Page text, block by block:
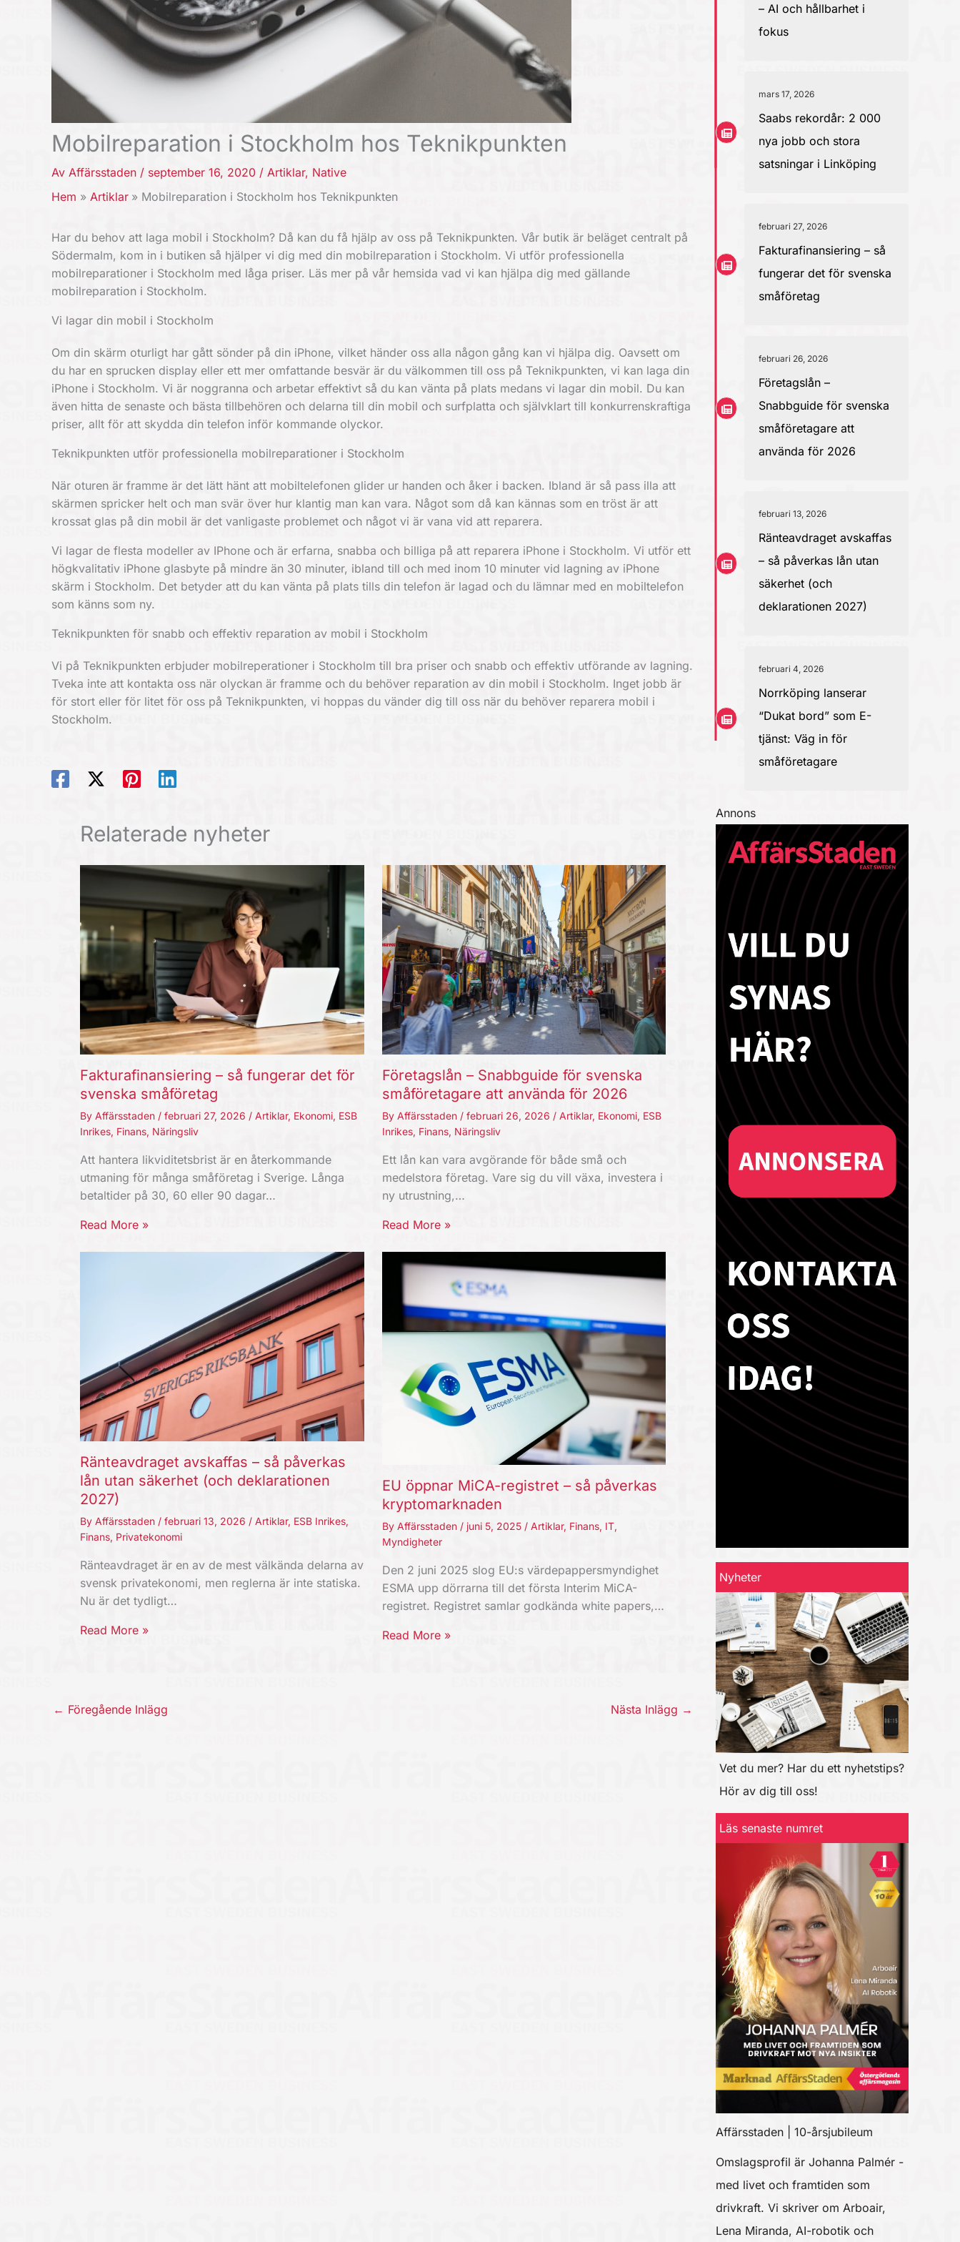
Mobilreparation i Stockholm hos Teknikpunkten
Av Affärsstaden / september 16, 2020 / Artiklar, Native
Hem
Artiklar Mobilreparation i Stockholm hos Teknikpunkten
Har du behov att laga mobil i Stockholm? Då kan du få hjälp av oss på Teknikpunkten. Vår butik är beläget centralt på
Södermalm, kom in i butiken så hjälper vi dig med din mobilreparation i Stockholm. Vi utför professionella
mobilreparationer i Stockholm med låga priser. Läs mer på vår hemsida vad vi kan hjälpa dig med gällande
mobilreparation i Stockholm.
Vi lagar din mobil i Stockholm
Om din skärm oturligt har gått sönder på din iPhone, vilket händer oss alla någon gång kan vi hjälpa dig. Oavsett om
du har en sprucken display eller ett mer omfattande besvär är du välkommen till oss på Teknikpunkten, vi kan laga din
iPhone i Stockholm. Vi är noggranna och arbetar effektivt så du kan vänta på plats medans vi lagar din mobil. Du kan
även hitta de senaste och bästa tillbehören och delarna till din mobil och surfplatta och självklart till konkurrenskraftiga
priser, allt för att skydda din telefon inför kommande olyckor.
Teknikpunkten utför professionella mobilreparationer i Stockholm
När oturen är framme är det lätt hänt att mobiltelefonen glider ur handen och åker i backen. Ibland är så pass illa att
skärmen spricker helt och man svär över hur klantig man kan vara. Något som då kan kännas som en tröst är att
krossat glas på din mobil är det vanligaste problemet och något vi är vana vid att reparera.
Vi lagar de flesta modeller av IPhone och är erfarna, snabba och billiga på att reparera iPhone i Stockholm. Vi utför ett
högkvalitativ iPhone glasbyte på mindre än 30 minuter, ibland till och med inom 10 minuter vid lagning av iPhone
skärm i Stockholm. Det betyder att du kan vänta på plats tills din telefon är lagad och du lämnar med en mobiltelefon
som känns som ny.
Teknikpunkten för snabb och effektiv reparation av mobil i Stockholm
Vi på Teknikpunkten erbjuder mobilreperationer i Stockholm till bra priser och snabb och effektiv utförande av lagning.
Tveka inte att kontakta oss när olyckan är framme och du behöver reparation av din mobil i Stockholm. Inget jobb är
för stort eller för litet för oss på Teknikpunkten, vi hoppas du vänder dig till oss när du behöver reparera mobil i
Stockholm.
Relaterade nyheter
Fakturafinansiering – så fungerar det för
svenska småföretag
By Affärsstaden / februari 27, 2026 / Artiklar, Ekonomi, ESB
Inrikes, Finans, Näringsliv
Att hantera likviditetsbrist är en återkommande
utmaning för många småföretag i Sverige. Långa
betaltider på 30, 60 eller 90 dagar…
Read More »
Företagslån – Snabbguide för svenska
småföretagare att använda för 2026
By Affärsstaden / februari 26, 2026 / Artiklar, Ekonomi, ESB
Inrikes, Finans, Näringsliv
Ett lån kan vara avgörande för både små och
medelstora företag. Vare sig du vill växa, investera i
ny utrustning,…
Read More »
Ränteavdraget avskaffas – så påverkas
lån utan säkerhet (och deklarationen
2027)
By Affärsstaden / februari 13, 2026 / Artiklar, ESB Inrikes,
Finans, Privatekonomi
Ränteavdraget är en av de mest välkända delarna av
svensk privatekonomi, men reglerna är inte statiska.
Nu är det tydligt…
Read More »
EU öppnar MiCA-registret – så påverkas
kryptomarknaden
By Affärsstaden / juni 5, 2025 / Artiklar, Finans, IT,
Myndigheter
Den 2 juni 2025 slog EU:s värdepappersmyndighet
ESMA upp dörrarna till det första Interim MiCA-
registret. Registret samlar godkända white papers,…
Read More »
← Föregående Inlägg Nästa Inlägg →
– AI och hållbarhet i
fokus
mars 17, 2026
Saabs rekordår: 2 000
nya jobb och stora
satsningar i Linköping
februari 27, 2026
Fakturafinansiering – så
fungerar det för svenska
småföretag
februari 26, 2026
Företagslån –
Snabbguide för svenska
småföretagare att
använda för 2026
februari 13, 2026
Ränteavdraget avskaffas
– så påverkas lån utan
säkerhet (och
deklarationen 2027)
februari 4, 2026
Norrköping lanserar
“Dukat bord” som E-
tjänst: Väg in för
småföretagare
Annons
Nyheter
Vet du mer? Har du ett nyhetstips?
Hör av dig till oss!
Läs senaste numret
Affärsstaden | 10-årsjubileum
Omslagsprofil är Johanna Palmér -
med livet och framtiden som
drivkraft. Vi skriver om Arboair,
Lena Miranda, AI-robotik och